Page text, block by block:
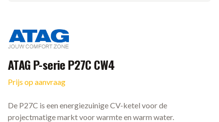
ATAG P-serie P27C CW4
Prijs op aanvraag
Merk
De P27C is een energiezuinige CV-ketel voor de
projectmatige markt voor warmte en warm water.